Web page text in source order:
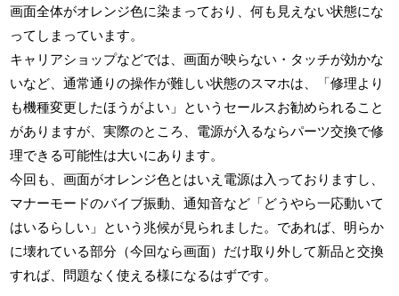
画面全体がオレンジ色に染まっており、何も見えない状態にな
ってしまっています。
キャリアショップなどでは、画面が映らない・タッチが効かな
いなど、通常通りの操作が難しい状態のスマホは、「修理より
も機種変更したほうがよい」というセールスお勧められること
がありますが、実際のところ、電源が入るならパーツ交換で修
理できる可能性は大いにあります。
今回も、画面がオレンジ色とはいえ電源は入っておりますし、
マナーモードのバイブ振動、通知音など「どうやら一応動いて
はいるらしい」という兆候が見られました。であれば、明らか
に壊れている部分（今回なら画面）だけ取り外して新品と交換
すれば、問題なく使える様になるはずです。